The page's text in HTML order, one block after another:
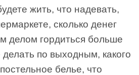
жить, что надевать,
сколько денег
делом гордиться больше
делать по выходным, какого
белье, что